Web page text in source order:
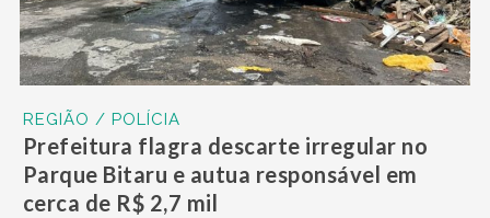
REGIÃO / POLÍCIA
Prefeitura flagra descarte irregular no
Parque Bitaru e autua responsável em
cerca de R$ 2,7 mil